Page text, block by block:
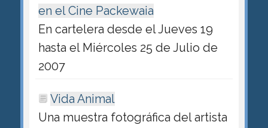
en el Cine Packewaia
En cartelera desde el Jueves 19
hasta el Miércoles 25 de Julio de
2007
Vida Animal
Una muestra fotográfica del artista